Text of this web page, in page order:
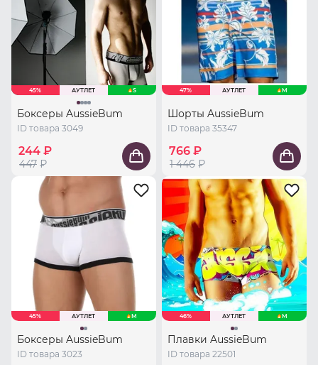
45% АУТЛЕТ S
Боксеры AussieBum
ID товара 3049
244 ₽
447 ₽
47% АУТЛЕТ M
Шорты AussieBum
ID товара 35347
766 ₽
1 446 ₽
45% АУТЛЕТ M
Боксеры AussieBum
ID товара 3023
46% АУТЛЕТ M
Плавки AussieBum
ID товара 22501